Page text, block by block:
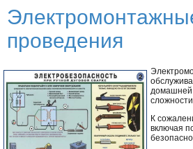
проведения
домашней
К
включая